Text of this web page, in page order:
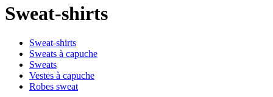
Sweat-shirts
Sweat-shirts
Sweats à capuche
Sweats
Vestes à capuche
Robes sweat